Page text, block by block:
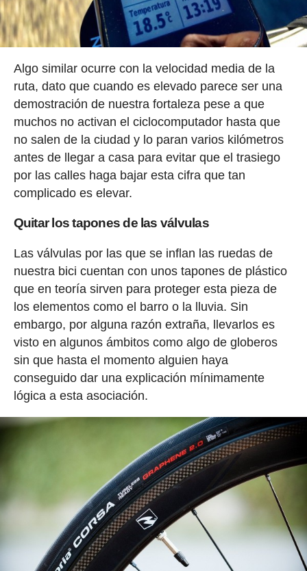
Algo similar ocurre con la velocidad media de la
ruta, dato que cuando es elevado parece ser una
demostración de nuestra fortaleza pese a que
muchos no activan el ciclocomputador hasta que
no salen de la ciudad y lo paran varios kilómetros
antes de llegar a casa para evitar que el trasiego
por las calles haga bajar esta cifra que tan
complicado es elevar.
Quitar los tapones de las válvulas
Las válvulas por las que se inflan las ruedas de
nuestra bici cuentan con unos tapones de plástico
que en teoría sirven para proteger esta pieza de
los elementos como el barro o la lluvia. Sin
embargo, por alguna razón extraña, llevarlos es
visto en algunos ámbitos como algo de globeros
sin que hasta el momento alguien haya
conseguido dar una explicación mínimamente
lógica a esta asociación.